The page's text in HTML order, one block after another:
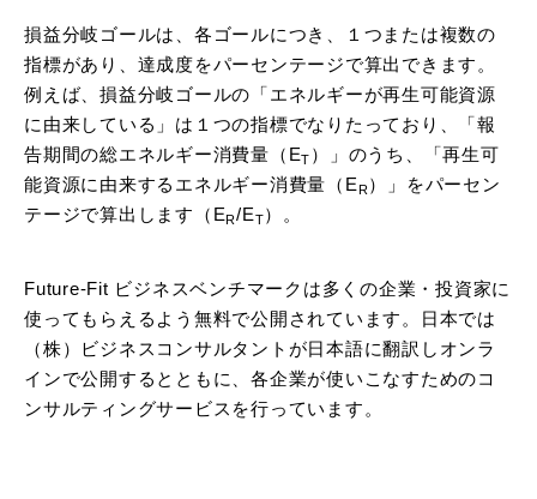
損益分岐ゴールは、各ゴールにつき、１つまたは複数の
指標があり、達成度をパーセンテージで算出できます。
例えば、損益分岐ゴールの「エネルギーが再生可能資源
に由来している」は１つの指標でなりたっており、「報
告期間の総エネルギー消費量（ET ）」のうち、「再生可
能資源に由来するエネルギー消費量（ER）」をパーセン
テージで算出します（ER/ET）。
Future-Fit ビジネスベンチマークは多くの企業・投資家に
使ってもらえるよう無料で公開されています。日本では
（株）ビジネスコンサルタントが日本語に翻訳しオンラ
インで公開するとともに、各企業が使いこなすためのコ
ンサルティングサービスを行っています。